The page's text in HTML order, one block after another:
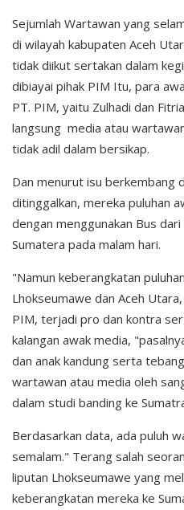
Sejumlah Wartawan yang
di wilayah kabupaten Aceh
tidak diikut sertakan dalam
dibiayai pihak PIM Itu, para
PT. PIM, yaitu Zulhadi dan
langsung media atau
tidak adil dalam bersikap.
Dan menurut isu berkembang
ditinggalkan, mereka puluhan
dengan menggunakan Bus
Sumatera pada malam hari.
"Namun keberangkatan
Lhokseumawe dan Aceh
PIM, terjadi pro dan kontra
kalangan awak media,
dan anak kandung serta
wartawan atau media oleh
dalam studi banding ke
Berdasarkan data, ada puluh
semalam." Terang salah
liputan Lhokseumawe yang
keberangkatan mereka ke